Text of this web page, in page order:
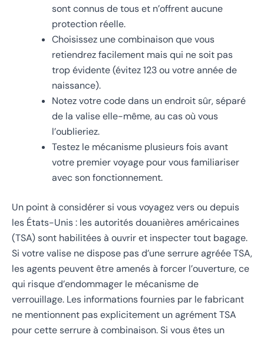
sont connus de tous et n’offrent aucune
protection réelle.
Choisissez une combinaison que vous
retiendrez facilement mais qui ne soit pas
trop évidente (évitez 123 ou votre année de
naissance).
Notez votre code dans un endroit sûr, séparé
de la valise elle-même, au cas où vous
l’oublieriez.
Testez le mécanisme plusieurs fois avant
votre premier voyage pour vous familiariser
avec son fonctionnement.
Un point à considérer si vous voyagez vers ou depuis
les États-Unis : les autorités douanières américaines
(TSA) sont habilitées à ouvrir et inspecter tout bagage.
Si votre valise ne dispose pas d’une serrure agréée TSA,
les agents peuvent être amenés à forcer l’ouverture, ce
qui risque d’endommager le mécanisme de
verrouillage. Les informations fournies par le fabricant
ne mentionnent pas explicitement un agrément TSA
pour cette serrure à combinaison. Si vous êtes un